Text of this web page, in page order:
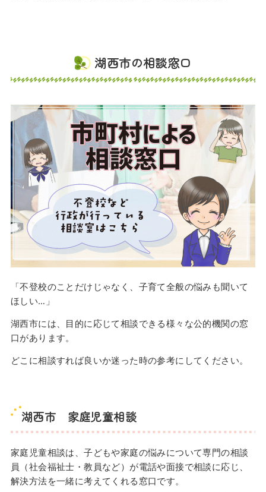
湖西市の相談窓口
「不登校のことだけじゃなく、子育て全般の悩みも聞いて
ほしい…」
湖西市には、目的に応じて相談できる様々な公的機関の窓
口があります。
どこに相談すれば良いか迷った時の参考にしてください。
湖西市 家庭児童相談
家庭児童相談は、子どもや家庭の悩みについて専門の相談
員（社会福祉士・教員など）が電話や面接で相談に応じ、
解決方法を一緒に考えてくれる窓口です。